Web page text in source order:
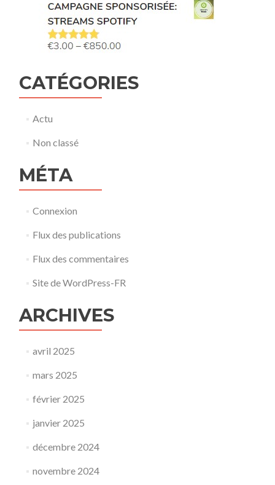
CATÉGORIES
Actu
Non classé
MÉTA
Connexion
Flux des publications
Flux des commentaires
Site de WordPress-FR
ARCHIVES
avril 2025
mars 2025
février 2025
janvier 2025
décembre 2024
novembre 2024